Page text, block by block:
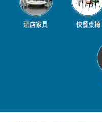
酒店家具 快餐桌椅